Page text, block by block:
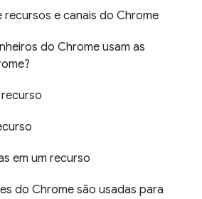
recursos e canais do Chrome
do Chrome usam as
em um recurso
do Chrome são usadas para